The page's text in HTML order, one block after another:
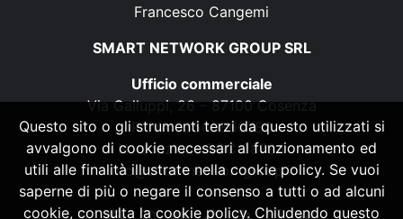
Francesco Cangemi
SMART NETWORK GROUP SRL
Ufficio commerciale
Via Galluppi, 26 – 87100 Cosenza
P. IVA 03500860782
N. iscrizione ROC 28794
info@smartnetworkgroup.it
Questo sito o gli strumenti terzi da questo utilizzati si
avvalgono di cookie necessari al funzionamento ed
utili alle finalità illustrate nella cookie policy. Se vuoi
saperne di più o negare il consenso a tutti o ad alcuni
cookie, consulta la cookie policy. Chiudendo questo